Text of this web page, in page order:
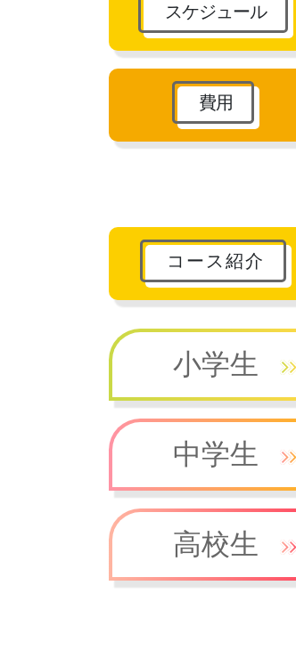
スケジュール
費用
コース紹介
小学生
中学生
高校生